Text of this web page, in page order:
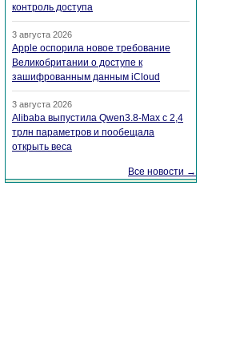
контроль доступа
3 августа 2026
Apple оспорила новое требование
Великобритании о доступе к
зашифрованным данным iCloud
3 августа 2026
Alibaba выпустила Qwen3.8-Max с 2,4
трлн параметров и пообещала
открыть веса
Все новости →